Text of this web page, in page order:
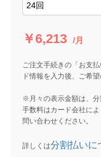
￥6,213 /月
ご注文手続きの「お支
ド情報を入力後、ご希
※月々の表示金額は、分
手数料はカード会社に
問い合わせください。
詳しくは分割払いに